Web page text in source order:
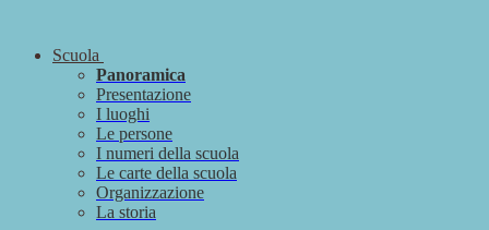
Scuola
Panoramica
Presentazione
I luoghi
Le persone
I numeri della scuola
Le carte della scuola
Organizzazione
La storia